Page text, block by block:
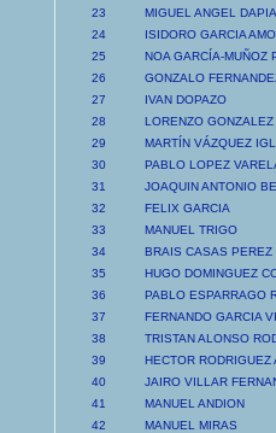
23
MIGUEL ANGEL DAPIA
24
ISIDORO GARCIA
25
NOA GARCÍA-MUÑOZ
26
GONZALO
27
IVAN DOPAZO
28
LORENZO
29
MARTÍN VÁZQUEZ
30
PABLO LOPEZ
31
JOAQUIN ANTONIO
32
FELIX GARCIA
33
MANUEL TRIGO
34
BRAIS CASAS PEREZ
35
HUGO DOMINGUEZ
36
PABLO ESPARRAGO
37
FERNANDO GARCIA
38
TRISTAN ALONSO
39
HECTOR RODRIGUEZ
40
JAIRO VILLAR
41
MANUEL ANDION
42
MANUEL MIRAS